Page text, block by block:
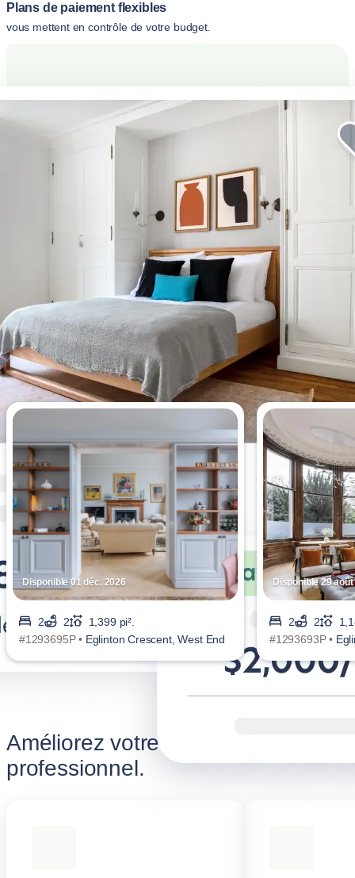
Plans de paiement flexibles
vous mettent en contrôle de votre budget.
Appartements de 2 chambres les
plus consultés cette semaine.
Disponible 01 déc. 2026
2 2
1,399 pi².
#1293695P • Eglinton Crescent, West End
Disponible 29
2 2
#1293693P •
Améliorez votre séjour
professionnel.